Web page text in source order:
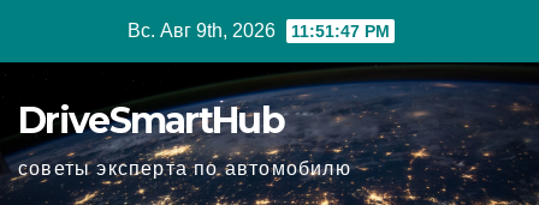
Вс. Авг 9th, 2026 11:51:49 PM
DriveSmartHub
советы эксперта по автомобилю